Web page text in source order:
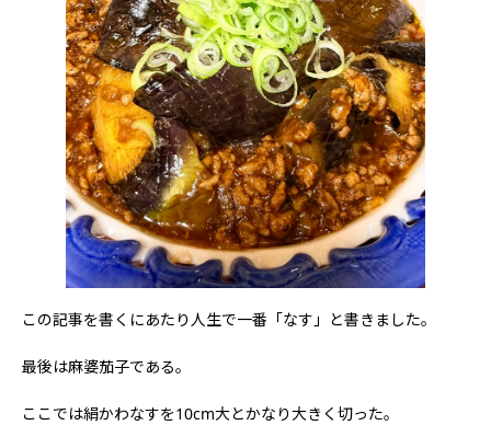
この記事を書くにあたり人生で一番「なす」と書きました。
最後は麻婆茄子である。
ここでは絹かわなすを10cm大とかなり大きく切った。